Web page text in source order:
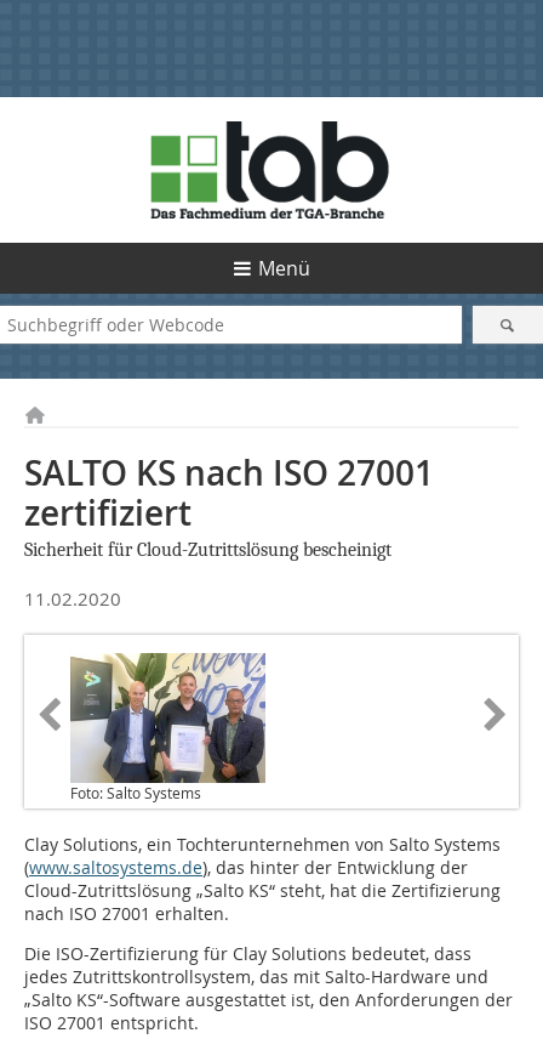
Menü
SALTO KS nach ISO 27001
zertifiziert
Sicherheit für Cloud-Zutrittslösung bescheinigt
11.02.2020
Foto: Salto Systems
Clay Solutions, ein Tochterunternehmen von Salto Systems
(www.saltosystems.de), das hinter der Entwicklung der
Cloud-Zutrittslösung „Salto KS“ steht, hat die Zertifizierung
nach ISO 27001 erhalten.
Die ISO-Zertifizierung für Clay Solutions bedeutet, dass
jedes Zutrittskontrollsystem, das mit Salto-Hardware und
„Salto KS“-Software ausgestattet ist, den Anforderungen der
ISO 27001 entspricht.